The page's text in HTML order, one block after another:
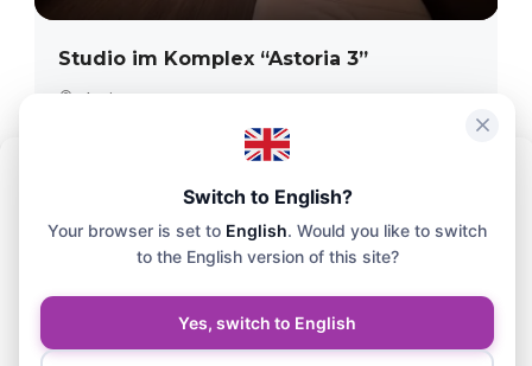
Um das bestmögliche Erlebnis zu bieten, verwenden wir Technologien
wie Cookies, um Geräteinformationen zu speichern und/oder darauf
zuzugreifen. Die Zustimmung zu diesen Technologien ermöglicht es
uns, Daten wie das Surfverhalten oder eindeutige IDs auf dieser
Akzeptieren
Studio im Komplex “Astoria 3”
Elenite
2
Switch to English?
Your browser is set to English. Would you like to switch
to the English version of this site?
Yes, switch to English